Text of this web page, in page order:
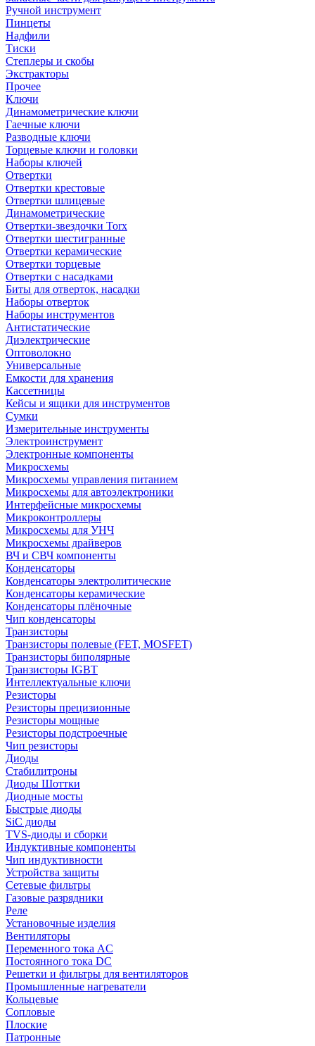
Ручной инструмент
Пинцеты
Надфили
Тиски
Степлеры и скобы
Экстракторы
Прочее
Ключи
Динамометрические ключи
Гаечные ключи
Разводные ключи
Торцевые ключи и головки
Наборы ключей
Отвертки
Отвертки крестовые
Отвертки шлицевые
Динамометрические
Отвертки-звездочки Torx
Отвертки шестигранные
Отвертки керамические
Отвертки торцевые
Отвертки с насадками
Биты для отверток, насадки
Наборы отверток
Наборы инструментов
Антистатические
Диэлектрические
Оптоволокно
Универсальные
Емкости для хранения
Кассетницы
Кейсы и ящики для инструментов
Сумки
Измерительные инструменты
Электроинструмент
Электронные компоненты
Микросхемы
Микросхемы управления питанием
Микросхемы для автоэлектроники
Интерфейсные микросхемы
Микроконтроллеры
Микросхемы для УНЧ
Микросхемы драйверов
ВЧ и СВЧ компоненты
Конденсаторы
Конденсаторы электролитические
Конденсаторы керамические
Конденсаторы плёночные
Чип конденсаторы
Транзисторы
Транзисторы полевые (FET, MOSFET)
Транзисторы биполярные
Транзисторы IGBT
Интеллектуальные ключи
Резисторы
Резисторы прецизионные
Резисторы мощные
Резисторы подстроечные
Чип резисторы
Диоды
Стабилитроны
Диоды Шоттки
Диодные мосты
Быстрые диоды
SiC диоды
TVS-диоды и сборки
Индуктивные компоненты
Чип индуктивности
Устройства защиты
Сетевые фильтры
Газовые разрядники
Реле
Установочные изделия
Вентиляторы
Переменного тока AC
Постоянного тока DC
Решетки и фильтры для вентиляторов
Промышленные нагреватели
Кольцевые
Сопловые
Плоские
Патронные